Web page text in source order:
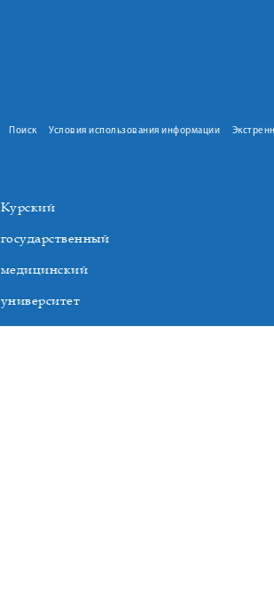
Поиск Условия использования информации
Курский
государственный
медицинский
университет